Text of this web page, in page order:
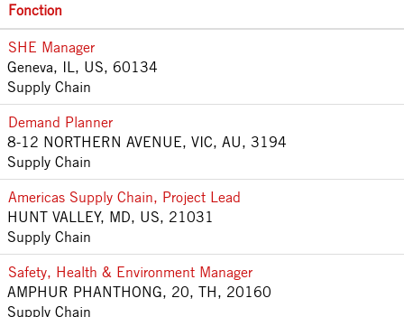
Fonction
SHE Manager
Geneva, IL, US, 60134
Supply Chain
Demand Planner
8-12 NORTHERN AVENUE, VIC, AU, 3194
Supply Chain
Americas Supply Chain, Project Lead
HUNT VALLEY, MD, US, 21031
Supply Chain
Safety, Health & Environment Manager
AMPHUR PHANTHONG, 20, TH, 20160
Supply Chain